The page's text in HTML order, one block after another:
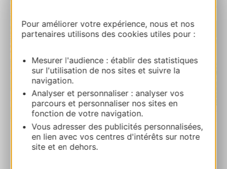
Pour améliorer votre expérience, nous et nos
partenaires utilisons des cookies utiles pour :
Mesurer l'audience : établir des statistiques
sur l'utilisation de nos sites et suivre la
navigation.
Analyser et personnaliser : analyser vos
parcours et personnaliser nos sites en
fonction de votre navigation.
Vous adresser des publicités personnalisées,
en lien avec vos centres d'intérêts sur notre
site et en dehors.
Leaflet| Map data ©
L’Église du Cambon ouvre ses portes